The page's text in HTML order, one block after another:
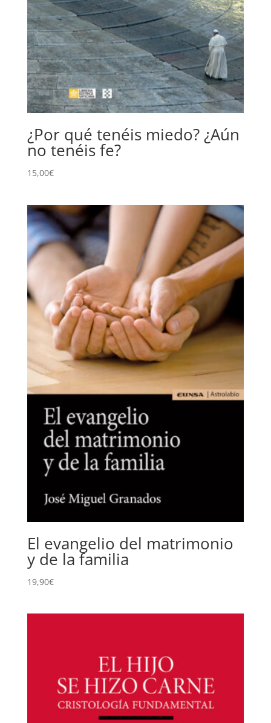
¿Por qué tenéis miedo? ¿Aún
no tenéis fe?
15,00€
El evangelio del matrimonio
y de la familia
19,90€